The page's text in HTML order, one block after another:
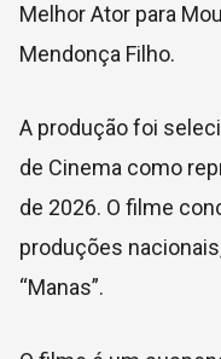
Melhor Ator para
Mendonça Filho.
A produção foi
de Cinema como
de 2026. O filme
produções
“Manas”.